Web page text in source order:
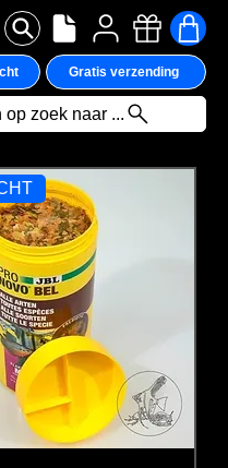
Gratis verzending
op zoek naar ...
momenteel
producten om
te geven.